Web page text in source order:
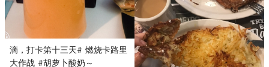
滴，打卡第十三天# 燃烧卡路里
大作战 #胡萝卜酸奶～